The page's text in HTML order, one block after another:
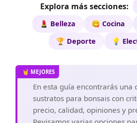
Explora más secciones:
💄 Belleza
😋 Cocina
🏆 Deporte
💡
En esta guía encontrarás una
sustratos para bonsais con
precio, calidad, opiniones y